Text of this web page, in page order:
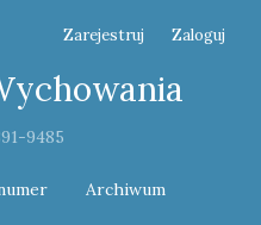
9485
Archiwum
Zarejestruj Zaloguj